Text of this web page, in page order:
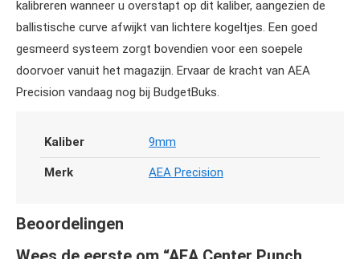
kalibreren wanneer u overstapt op dit kaliber, aangezien de
ballistische curve afwijkt van lichtere kogeltjes. Een goed
gesmeerd systeem zorgt bovendien voor een soepele
doorvoer vanuit het magazijn. Ervaar de kracht van AEA
Precision vandaag nog bij BudgetBuks.
Kaliber 9mm
Merk AEA Precision
Beoordelingen